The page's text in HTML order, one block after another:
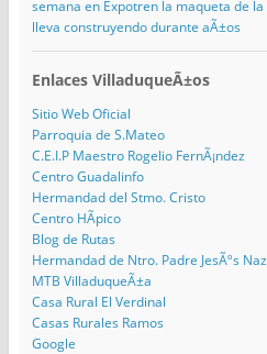
semana en Expotren la maqueta de la
lleva construyendo durante aÃ±os
Enlaces VilladuqueÃ±os
Sitio Web Oficial
Parroquia de S.Mateo
C.E.I.P Maestro Rogelio FernÃ¡ndez
Centro Guadalinfo
Hermandad del Stmo. Cristo
Centro HÃ­pico
Blog de Rutas
Hermandad de Ntro. Padre JesÃºs
MTB VilladuqueÃ±a
Casa Rural El Verdinal
Casas Rurales Ramos
Google